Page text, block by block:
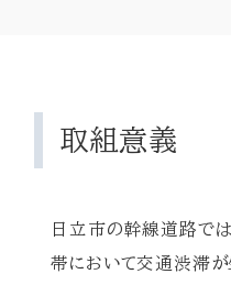
取組意義
日立市の幹線道路で
帯において交通渋滞が